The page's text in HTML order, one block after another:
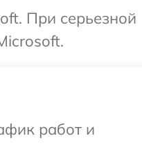
При серьезной
работ и